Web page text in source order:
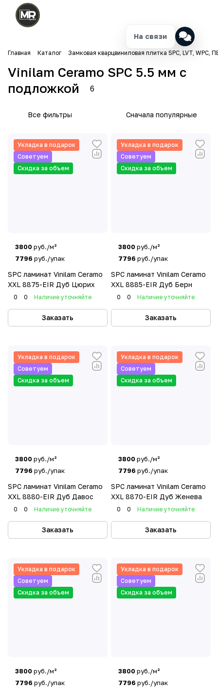
Главная Каталог Замковая кварцвиниловая плитка SPC, LVT, WPC,
Vinilam Ceramo SPC 5.5 мм с
подложкой
6
Все фильтры Сначала популярные
Укладка в подарок
Советуем
Скидка за объем
3800 руб./м²
7796 руб./упак
SPC ламинат Vinilam Ceramo
XXL 8875-EIR Дуб Цюрих
0 0 Наличие уточняйте
Заказать
Укладка в подарок
Советуем
Скидка за объем
3800 руб./м²
7796 руб./упак
SPC ламинат Vinilam Ceramo
XXL 8885-EIR Дуб Берн
0 0 Наличие уточняйте
Заказать
Укладка в подарок
Советуем
Скидка за объем
3800 руб./м²
7796 руб./упак
SPC ламинат Vinilam Ceramo
XXL 8880-EIR Дуб Давос
0 0 Наличие уточняйте
Заказать
Укладка в подарок
Советуем
Скидка за объем
3800 руб./м²
7796 руб./упак
SPC ламинат Vinilam Ceramo
XXL 8870-EIR Дуб Женева
0 0 Наличие уточняйте
Заказать
Укладка в подарок
Советуем
Скидка за объем
3800 руб./м²
7796 руб./упак
Укладка в подарок
Советуем
Скидка за объем
3800 руб./м²
7796 руб./упак
На связи